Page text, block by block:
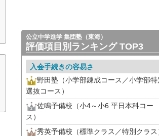
公立中学進学 集団塾（東海）
評価項目別ランキング TOP3
入会手続きの容易さ
野田塾（小学部錬成コース／小学部特
選抜コース）
佐鳴予備校（小4～小6 平日本科コー
ス）
秀英予備校（標準クラス／特別クラス